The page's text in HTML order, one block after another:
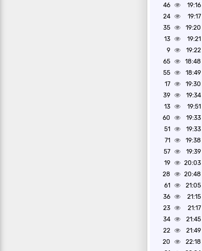
46
24
35
13
9
65
55
17
39
13
60
51
71
57
19
28
61
36
23
34
22
20